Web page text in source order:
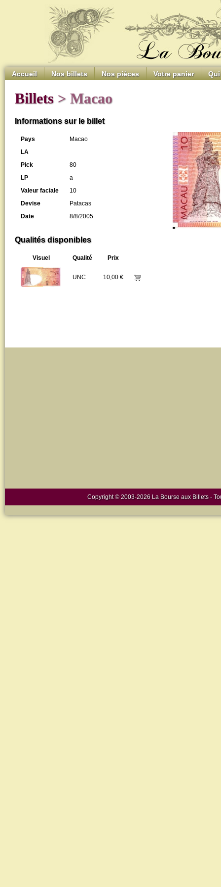
Accueil Nos billets Nos pièces Votre panier
Billets > Macao
Informations sur le billet
Pays
Macao
LA
Pick
80
LP
a
Valeur faciale
10
Devise
Patacas
Date
8/8/2005
Qualités disponibles
Visuel Qualité Prix
UNC 10,00 €
Copyright © 2003-2026 La Bourse aux Billets -